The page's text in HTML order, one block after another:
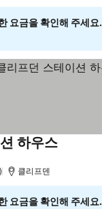
요금을 확인해 주세요.
하우스
클리프덴
요금을 확인해 주세요.